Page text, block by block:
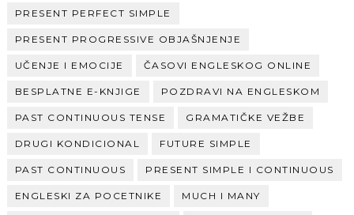
PRESENT PERFECT SIMPLE
PRESENT PROGRESSIVE OBJAŠNJENJE
UČENJE I EMOCIJE ČASOVI ENGLESKOG ONLINE
BESPLATNE E-KNJIGE POZDRAVI NA ENGLESKOM
PAST CONTINUOUS TENSE GRAMATIČKE VEŽBE
DRUGI KONDICIONAL FUTURE SIMPLE
PAST CONTINUOUS PRESENT SIMPLE I CONTINUOUS
ENGLESKI ZA POCETNIKE MUCH I MANY